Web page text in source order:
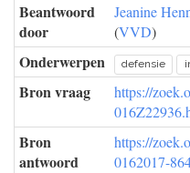
Beantwoord
door
Jeanine
(VVD)
Onderwerpen defensie
Bron vraag
https://
Bron
antwoord
https://
0162017-